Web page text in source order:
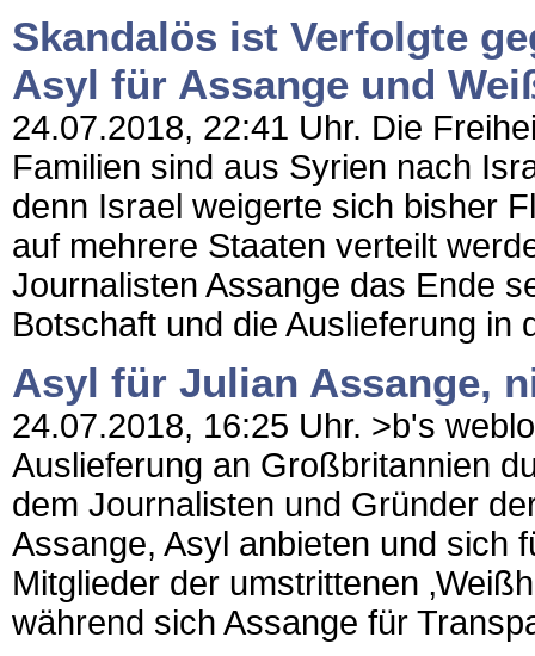
Skandalös ist Verfolgte
Asyl für Assange und
24.07.2018, 22:41 Uhr. Die
Familien sind aus Syrien nach
denn Israel weigerte sich bisher
auf mehrere Staaten verteilt
Journalisten Assange das Ende
Botschaft und die Auslieferung in
Asyl für Julian Assange,
24.07.2018, 16:25 Uhr. >b's
Auslieferung an Großbritannien
dem Journalisten und Gründer
Assange, Asyl anbieten und sich
Mitglieder der umstrittenen
während sich Assange für